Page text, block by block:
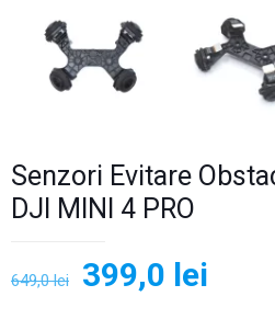
Senzori Evitare
DJI MINI 4 PRO
649,0lei
Prețul
399,0 lei